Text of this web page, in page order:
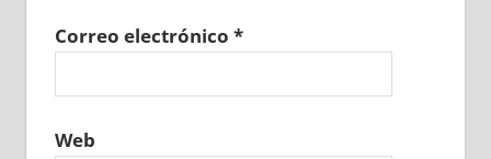
Correo electrónico *
Web